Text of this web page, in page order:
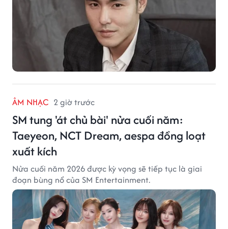
ÂM NHẠC 2 giờ trước
SM tung 'át chủ bài' nửa cuối năm:
Taeyeon, NCT Dream, aespa đồng loạt
xuất kích
Nửa cuối năm 2026 được kỳ vọng sẽ tiếp tục là giai
đoạn bùng nổ của SM Entertainment.